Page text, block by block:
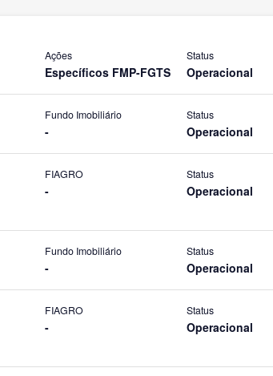
Ações
Específicos FMP-FGTS
Status
Operacional
Fundo Imobiliário
-
Status
Operacional
FIAGRO
-
Status
Operacional
Fundo Imobiliário
-
Status
Operacional
FIAGRO
-
Status
Operacional